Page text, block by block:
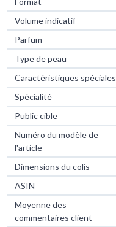
Volume indicatif
Parfum
Type de peau
Caractéristiques spéciales
Spécialité
Public cible
Numéro du modèle de
l'article
Dimensions du colis
ASIN
Moyenne des
commentaires client